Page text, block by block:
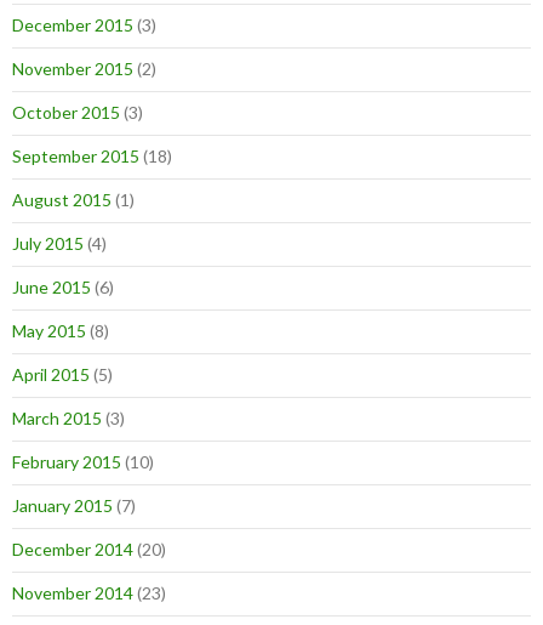
December 2015 (3)
November 2015 (2)
October 2015 (3)
September 2015 (18)
August 2015 (1)
July 2015 (4)
June 2015 (6)
May 2015 (8)
April 2015 (5)
March 2015 (3)
February 2015 (10)
January 2015 (7)
December 2014(20)
November 2014(23)